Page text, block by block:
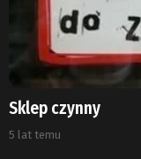
Sklep czynny
5 lat temu